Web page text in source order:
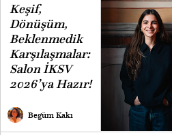
Keşif,
Dönüşüm,
Beklenmedik
Karşılaşmalar:
Salon İKSV
2026’ya Hazır!
Begüm Kakı